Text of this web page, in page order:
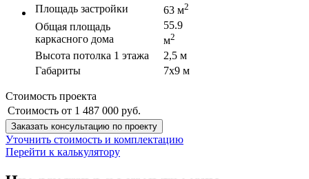
Площадь застройки 63 м2
Общая площадь
каркасного дома
55.9
м2
Высота потолка 1 этажа
2,5 м
Габариты
7х9 м
Стоимость проекта
Стоимость от 1 487 000 руб.
Заказать консультацию по проекту
Уточнить стоимость и комплектацию
Перейти к калькулятору